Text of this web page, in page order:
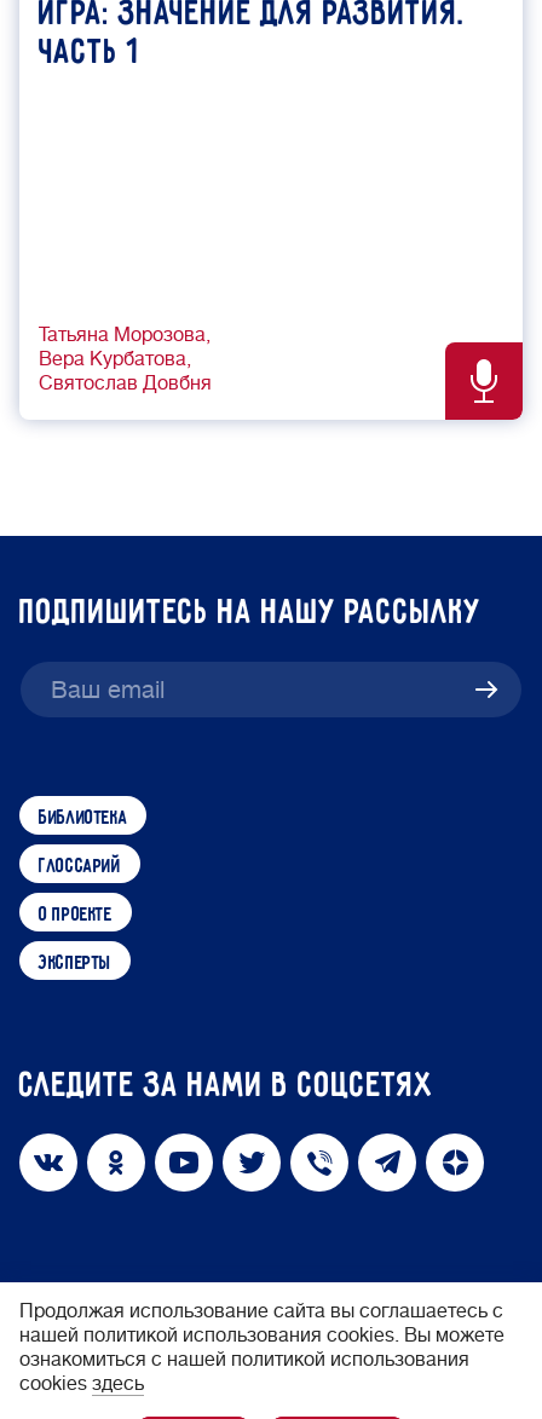
Игра: значение для развития.
Часть 1
Татьяна Морозова
Вера Курбатова
Святослав Довбня
подпишитесь на нашу рассылку
библиотека
глоссарий
о проекте
эксперты
Следите за нами в соцсетях
политика конфиденциальности
© 2026 Фонд «Обнажённые сердца»
Продолжая использование сайта вы соглашаетесь с
нашей политикой использования cookies. Вы можете
ознакомиться с нашей политикой использования
cookies здесь